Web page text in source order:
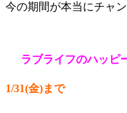
今の期間が本当にチャ
ラブライフのハッピ
1/31(金)まで